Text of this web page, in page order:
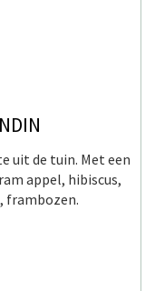
uit de tuin. Met een
appel, hibiscus,
frambozen.